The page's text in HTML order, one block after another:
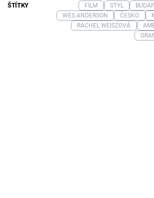
ŠTÍTKY FILM STYL
WES ANDERSON
ČESKO
RACHEL WEISZOVÁ